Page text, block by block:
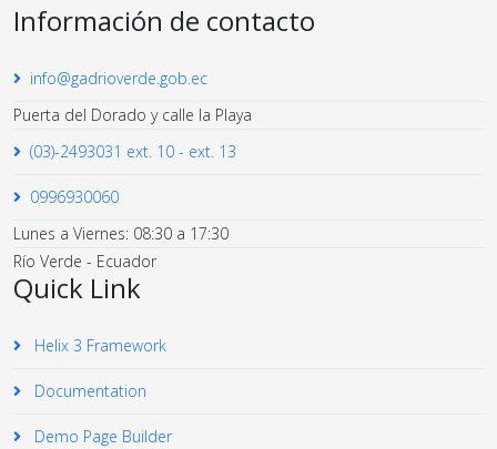
Información de contacto
info@gadrioverde.gob.ec
Puerta del Dorado y calle la Playa
(03)-2493031 ext. 10 - ext. 13
0996930060
Lunes a Viernes: 08:30 a 17:30
Río Verde - Ecuador
Quick Link
Helix 3 Framework
Documentation
Demo Page Builder